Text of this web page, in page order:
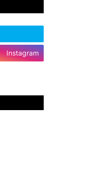
Instagram